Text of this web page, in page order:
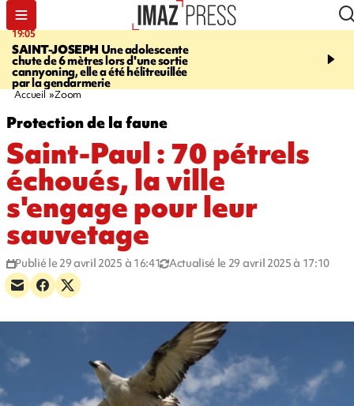
19:05
SAINT-JOSEPH Une adolescente
chute de 6 mètres lors d'une sortie
cannyoning, elle a été hélitreuillée
par la gendarmerie
20:44
rouée de coups,
Accueil Zoom
Protection de la faune
Saint-Paul : 70 pétrels
échoués, la ville
s'engage pour leur
sauvetage
Publié le 29 avril 2025 à 16:41 Actualisé le 29 avril 2025 à 17:10